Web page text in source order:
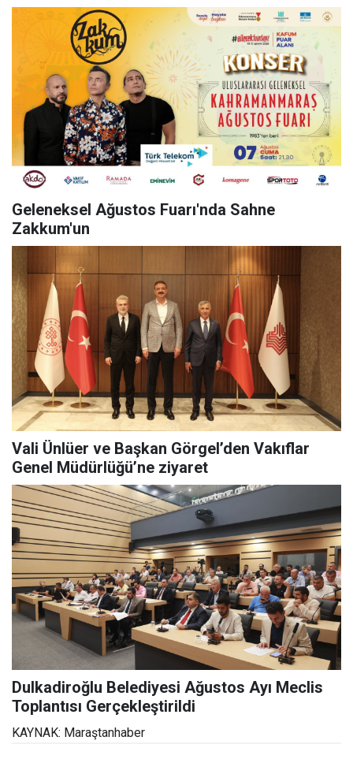
Geleneksel Ağustos Fuarı'nda Sahne
Zakkum'un
Vali Ünlüer ve Başkan Görgel’den Vakıflar
Genel Müdürlüğü’ne ziyaret
Dulkadiroğlu Belediyesi Ağustos Ayı Meclis
Toplantısı Gerçekleştirildi
KAYNAK: Maraştanhaber